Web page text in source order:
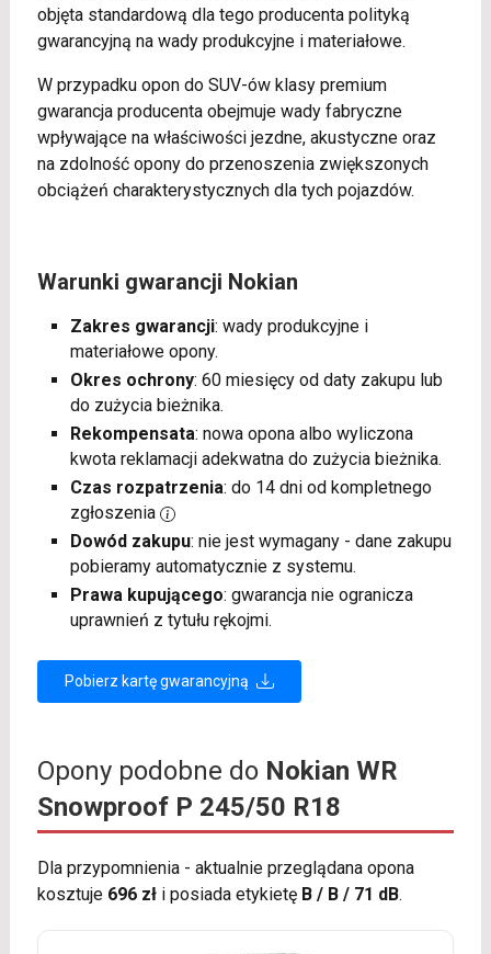
objęta standardową dla tego producenta polityką
gwarancyjną na wady produkcyjne i materiałowe.
W przypadku opon do SUV-ów klasy premium
gwarancja producenta obejmuje wady fabryczne
wpływające na właściwości jezdne, akustyczne oraz
na zdolność opony do przenoszenia zwiększonych
obciążeń charakterystycznych dla tych pojazdów.
Warunki gwarancji Nokian
Zakres gwarancji: wady produkcyjne i
materiałowe opony.
Okres ochrony: 60 miesięcy od daty zakupu lub
do zużycia bieżnika.
Rekompensata: nowa opona albo wyliczona
kwota reklamacji adekwatna do zużycia bieżnika.
Czas rozpatrzenia: do 14 dni od kompletnego
zgłoszenia
Dowód zakupu: nie jest wymagany - dane zakupu
pobieramy automatycznie z systemu.
Prawa kupującego: gwarancja nie ogranicza
uprawnień z tytułu rękojmi.
Pobierz kartę gwarancyjną
Opony podobne do Nokian WR
Snowproof P 245/50 R18
Dla przypomnienia - aktualnie przeglądana opona
kosztuje 696 złi posiada etykietę B / B / 71 dB.